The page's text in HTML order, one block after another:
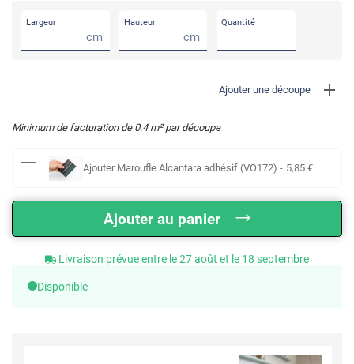
Largeur
cm
Hauteur
cm
Quantité
Ajouter une découpe
Minimum de facturation de 0.4m² par découpe
Ajouter Maroufle Alcantara adhésif (VO172) - 5,85 €
Ajouter au panier
Livraison prévue entre le 27 août et le 18 septembre
Disponible